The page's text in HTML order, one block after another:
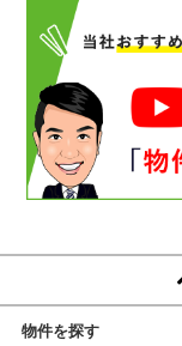
物件を探す